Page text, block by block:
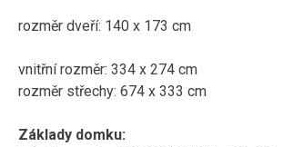
rozměr dveří: 140 x 173 cm
vnitřní rozměr: 334 x 274 cm
rozměr střechy: 674 x 333 cm
Základy domku: